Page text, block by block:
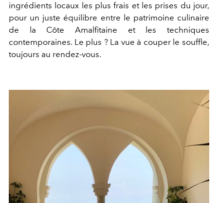
ingrédients locaux les plus frais et les prises du jour,
pour un juste équilibre entre le patrimoine culinaire
de la Côte Amalfitaine et les techniques
contemporaines. Le plus ? La vue à couper le souffle,
toujours au rendez-vous.